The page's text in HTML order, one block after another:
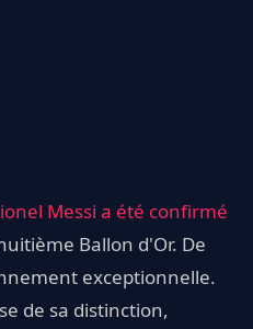
Messi a été confirmé
Ballon d'Or. De
exceptionnelle.
de sa distinction,